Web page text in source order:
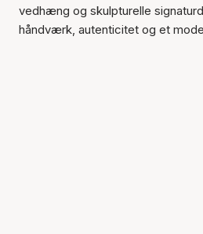
vedhæng og skulpturelle
håndværk, autenticitet og et